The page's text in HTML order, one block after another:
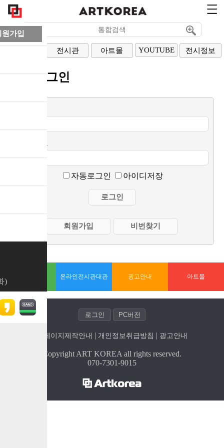
원가입
)
전시관 아트몰 YOUTUBE 전시정보
회원로그인
비밀번호
자동로그인 아이디저장
온라인전시관대관 광고안내 아트몰
홈페이지제작안내 | 개인정보취급방침 | 광고안내
Copyright ART KOREA all rights reserved.
070-7301-9015